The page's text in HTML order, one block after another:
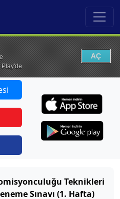
Play'de
AÇ
Teknikleri
Sınavı (1. Hafta)